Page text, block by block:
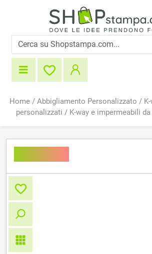
Home/ Abbigliamento Personalizzato /
personalizzati / K-way e impermeabili